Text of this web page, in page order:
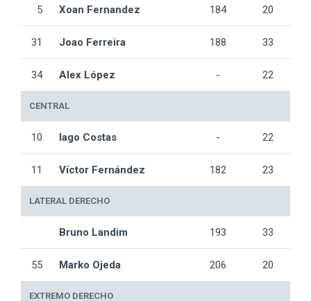
5 Xoan Fernandez 184 20
31 Joao Ferreira 188 33
34 Alex López - 22
CENTRAL
10 Iago Costas - 22
11 Víctor Fernández 182 23
LATERAL DERECHO
Bruno Landim 193 33
55 Marko Ojeda 206 20
EXTREMO DERECHO